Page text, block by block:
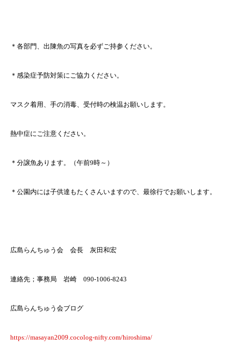
＊各部門、出陳魚の写真を必ずご持参ください。
＊感染症予防対策にご協力ください。
マスク着用、手の消毒、受付時の検温お願いします。
熱中症にご注意ください。
＊分譲魚あります。（午前9時～）
＊公園内には子供達もたくさんいますので、最徐行でお願いします。
広島らんちゅう会 会長 灰田和宏
連絡先；事務局 岩崎 090-1006-8243
広島らんちゅう会ブログ
https://masayan2009.cocolog-nifty.com/hiroshima/